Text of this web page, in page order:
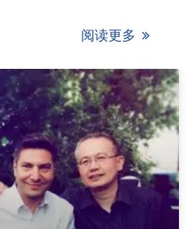
阅读更多 